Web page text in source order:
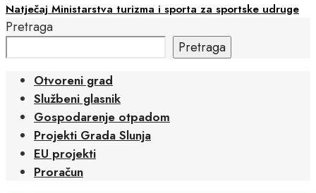
Natječaj Ministarstva turizma i sporta za sportske udruge
Pretraga
Pretraga
Otvoreni grad
Službeni glasnik
Gospodarenje otpadom
Projekti Grada Slunja
EU projekti
Proračun